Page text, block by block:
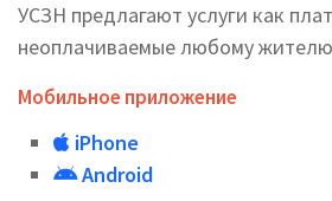
УСЗН предлагают услуги как
неоплачиваемые любому
Мобильное приложение
iPhone
Android